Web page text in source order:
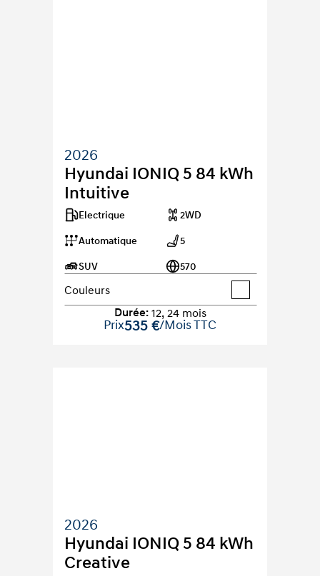
2026
Hyundai IONIQ 5 84 kWh
Intuitive
Electrique 2WD
Automatique 5
SUV 570
Couleurs
Durée: 12, 24 mois
Prix535 €/Mois TTC
2026
Hyundai IONIQ 5 84 kWh
Creative